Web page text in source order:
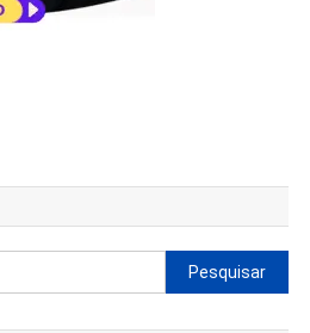
Pesquisar
por: